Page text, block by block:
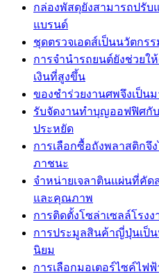
กล่องพัสดุยังสามารถปรับ
แบรนด์
ชุดตรวจเอดส์เป็นนวัตกร
การจำนำรถยนต์ยังช่วย
เงินที่สูงขึ้น
ของชำร่วยงานศพจึงเป็น
รับจัดงานทำบุญออฟฟิศกั
ประหยัด
การเลือกซื้อถังพลาสติกจึ
ภาชนะ
จำหน่ายเจลาตินแผ่นที่คัด
และคุณภาพ
การติดตั้งโซล่าเซลล์โรง
การประมูลสินค้าญี่ปุ่นเป็
นิยม
การเลือกมอเตอร์ไซค์ไฟ